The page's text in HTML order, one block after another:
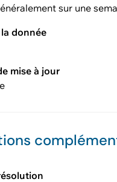
sur une
donnée
mise à jour